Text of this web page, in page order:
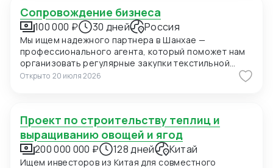
Сопровождение бизнеса
100 000 ₽ 30 дней Россия
Мы ищем надежного партнера в Шанхае —
профессионального агента, который поможет нам
организовать регулярные закупки текстильной
продукции и фурнитуры в Китае. В ближайшее время
мы планируем приехать в Шанхай для личных встреч
и поиск подходящих фабрик. Конкретно сейчас нас
интересуют позиции: 1. Вешалки пластиковые для
мужских костюмов с возможностью нанесения
логотипа (брендирование). Сегмент —
Открыто 20 июля 2026
Проект по строительству теплиц и
выращиванию овощей и ягод
200 000 000 ₽ 128 дней Китай
Ищем инвесторов из Китая для совместного